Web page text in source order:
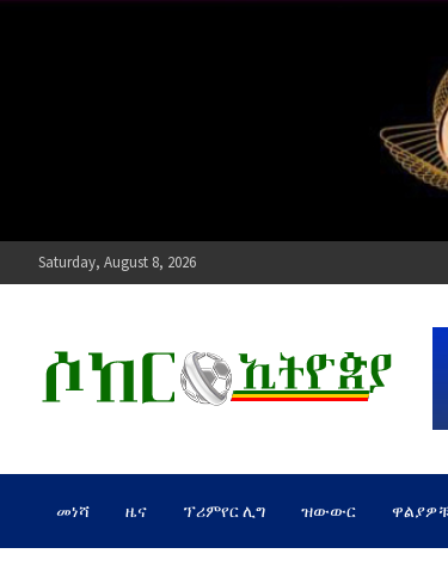
Saturday, August 8, 2026
ሶከር ኢትዮጵያ
መነሻ ዜና ፕሪምየር ሊግ ዝውውር